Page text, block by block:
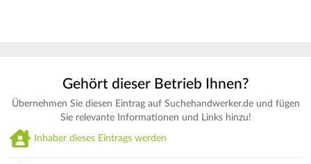
Gehört dieser Betrieb Ihnen?
Übernehmen Sie diesen Eintrag auf Suchehandwerker.de und fügen
Sie relevante Informationen und Links hinzu!
Inhaber dieses Eintrags werden